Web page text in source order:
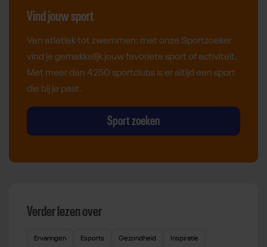
Vind jouw sport
Van atletiek tot zwemmen: met onze Sportzoeker
vind je gemakkelijk jouw favoriete sport of activiteit.
Met meer dan 4250 sportclubs is er altijd een sport
die bij je past.
Sport zoeken
Verder lezen over
Ervaringen Esports Gezondheid Inspiratie